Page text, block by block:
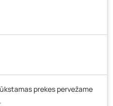
g. 183, Kaunas
- 2 vienetai
prekes pervežame